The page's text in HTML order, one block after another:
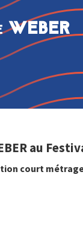
WEBER
au
court